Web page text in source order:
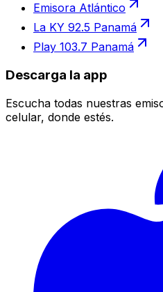
Emisora Atlántico
La KY 92.5 Panamá
Play 103.7 Panamá
Descarga la app
Escucha todas nuestras
celular, donde estés.